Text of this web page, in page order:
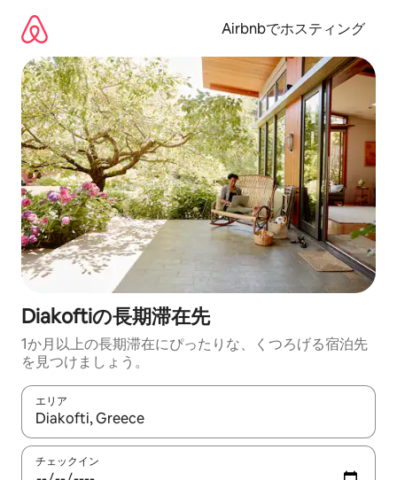
Airbnbでホスティング
Diakoftiの長期滞在先
1か月以上の長期滞在にぴったりな、くつろげる宿泊先
を見つけましょう。
エリア
検索結果が表示されたら、上下の矢印キーを使って移動するか
チェックイン